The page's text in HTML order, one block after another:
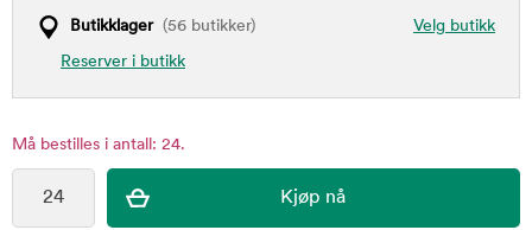
Velg butikk
Butikklager(56 butikker)
Reserver i butikk
Må bestilles i antall: 24.